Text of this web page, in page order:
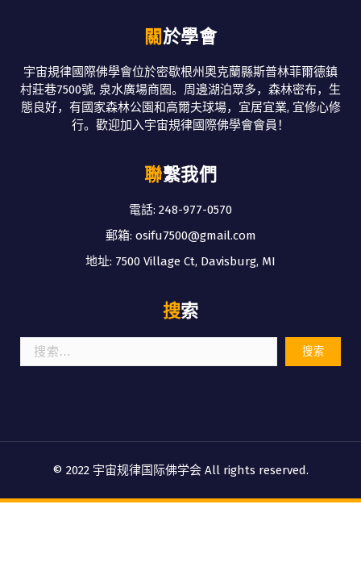
關於學會
宇宙規律國際佛學會位於密歇根州奧克蘭縣斯普林菲爾德鎮
村莊巷7500號, 泉水廣場商圈。周邊湖泊眾多，森林密布，生
態良好，有國家森林公園和高爾夫球場，宜居宜業, 宜修心修
行。歡迎加入宇宙規律國際佛學會會員！
聯繫我們
電話: 248-977-0570
郵箱: osifu7500@gmail.com
地址: 7500 Village Ct, Davisburg, MI
搜索
© 2022 宇宙规律国际佛学会 All rights reserved.